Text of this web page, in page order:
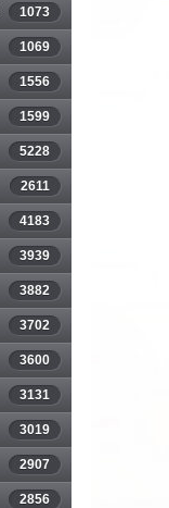
1073
1069
1556
1599
5228
2611
4183
3939
3882
3702
3600
3131
3019
2907
2856